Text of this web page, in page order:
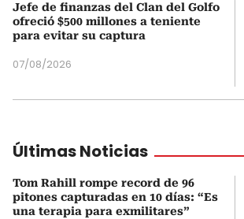
Jefe de finanzas del Clan del Golfo
ofreció $500 millones a teniente
para evitar su captura
07/08/2026
Últimas Noticias
Tom Rahill rompe record de 96
pitones capturadas en 10 días: “Es
una terapia para exmilitares”